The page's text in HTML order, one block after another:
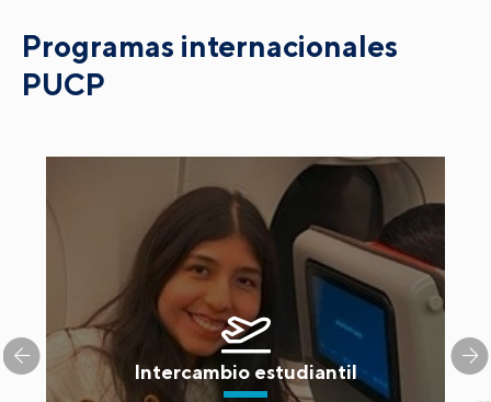
Programas internacionales
PUCP
Intercambio estudiantil